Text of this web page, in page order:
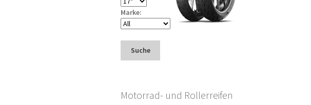
Marke:
Suche
Motorrad- und Rollerreifen